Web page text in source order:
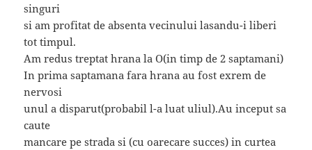
singuri
si am profitat de absenta vecinului lasandu-i liberi
tot timpul.
Am redus treptat hrana la O(in timp de 2 saptamani)
In prima saptamana fara hrana au fost exrem de
nervosi
unul a disparut(probabil l-a luat uliul).Au inceput sa
caute
mancare pe strada si (cu oarecare succes) in curtea